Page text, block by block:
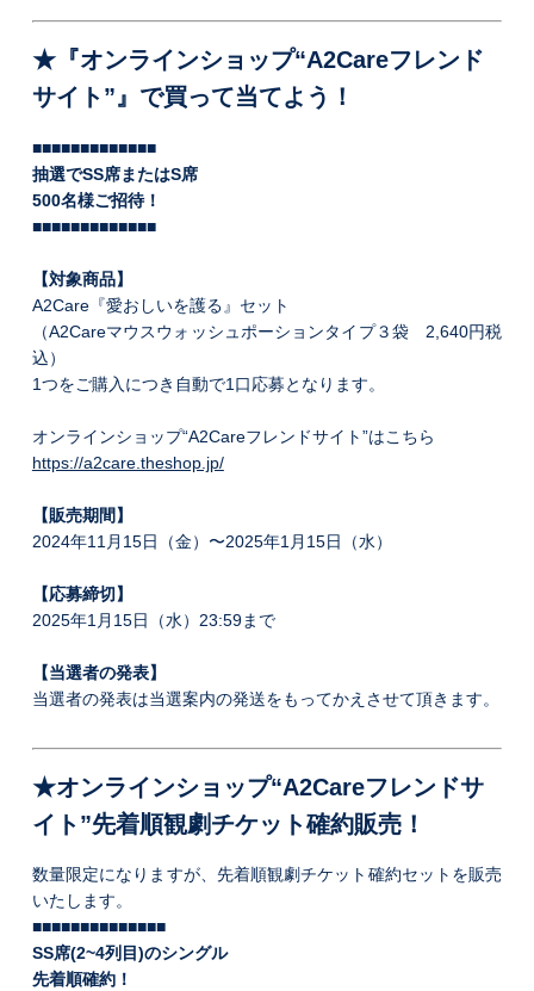
★『オンラインショップ“A2Careフレンド
サイト”』で買って当てよう！
■■■■■■■■■■■■■
抽選でSS席またはS席
500名様ご招待！
■■■■■■■■■■■■■
【対象商品】
A2Care『愛おしいを護る』セット
（A2Careマウスウォッシュポーションタイプ３袋 2,640円税
込）
1つをご購入につき自動で1口応募となります。
オンラインショップ“A2Careフレンドサイト”はこちら
https://a2care.theshop.jp/
【販売期間】
2024年11月15日（金）〜2025年1月15日（水）
【応募締切】
2025年1月15日（水）23:59まで
【当選者の発表】
当選者の発表は当選案内の発送をもってかえさせて頂きます。
★オンラインショップ“A2Careフレンドサ
イト”先着順観劇チケット確約販売！
数量限定になりますが、先着順観劇チケット確約セットを販売
いたします。
■■■■■■■■■■■■■■
SS席(2~4列目)のシングル
先着順確約！